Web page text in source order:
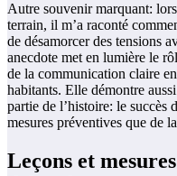
Autre souvenir marquant:
terrain, il m’a raconté
de désamorcer des tensions
anecdote met en lumière le
de la communication claire
habitants. Elle démontre
partie de l’histoire: le succès
mesures préventives que de
Leçons et